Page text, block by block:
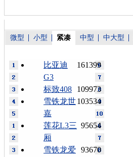
微型 小型 紧凑 中型 中大型
161399
比亚迪
G3
109973
标致408
103534
雪铁龙世
嘉
95654
莲花L3三
厢
93670
雪铁龙爱